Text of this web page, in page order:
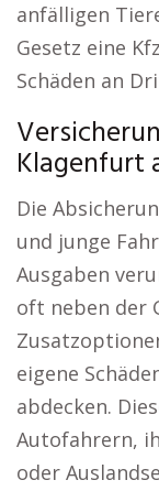
anfälligen
Gesetz eine
Schäden an
Klagenfurt
Die
und junge
Ausgaben
oft neben der
eigene
abdecken.
Autofahrern,
oder